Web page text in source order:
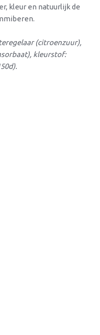
kleur en natuurlijk de
(citroenzuur),
kleurstof: